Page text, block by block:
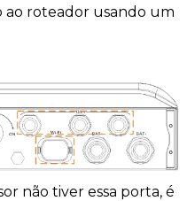
ao roteador usando um
não tiver essa porta, é